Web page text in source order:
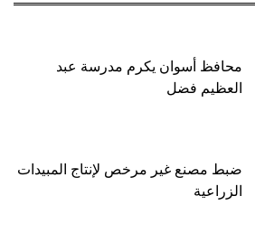
محافظ أسوان يكرم مدرسة عبد
العظيم فضل
ضبط مصنع غير مرخص لإنتاج المبيدات
الزراعية